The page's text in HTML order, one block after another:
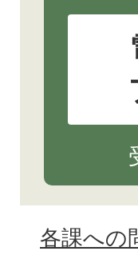
各課への